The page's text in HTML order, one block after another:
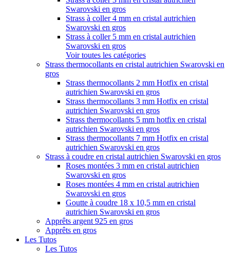
Swarovski en gros
Strass à coller 4 mm en cristal autrichien
Swarovski en gros
Strass à coller 5 mm en cristal autrichien
Swarovski en gros
Voir toutes les catégories
Strass thermocollants en cristal autrichien Swarovski en
gros
Strass thermocollants 2 mm Hotfix en cristal
autrichien Swarovski en gros
Strass thermocollants 3 mm Hotfix en cristal
autrichien Swarovski en gros
Strass thermocollants 5 mm hotfix en cristal
autrichien Swarovski en gros
Strass thermocollants 7 mm Hotfix en cristal
autrichien Swarovski en gros
Strass à coudre en cristal autrichien Swarovski en gros
Roses montées 3 mm en cristal autrichien
Swarovski en gros
Roses montées 4 mm en cristal autrichien
Swarovski en gros
Goutte à coudre 18 x 10,5 mm en cristal
autrichien Swarovski en gros
Apprêts argent 925 en gros
Apprêts en gros
Les Tutos
Les Tutos